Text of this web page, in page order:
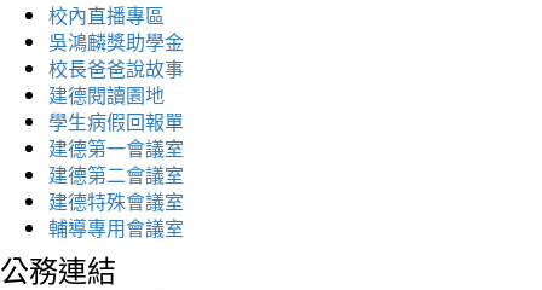
校內直播專區
吳鴻麟獎助學金
校長爸爸說故事
建德閱讀園地
學生病假回報單
建德第一會議室
建德第二會議室
建德特殊會議室
輔導專用會議室
公務連結